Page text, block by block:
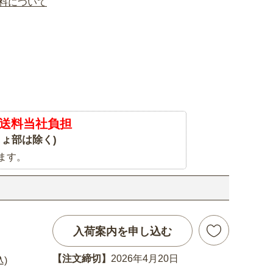
について
料当社負担
部は除く)
。
)
入荷案内を申し込む
【注文締切】 2026年4月20日